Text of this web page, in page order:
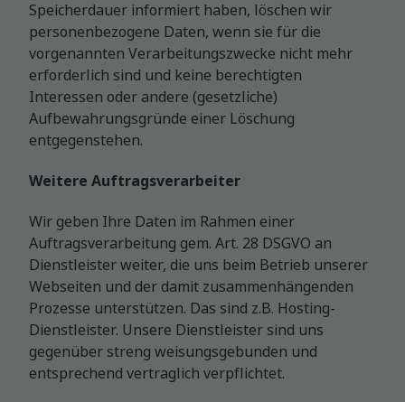
Speicherdauer informiert haben, löschen wir
personenbezogene Daten, wenn sie für die
vorgenannten Verarbeitungszwecke nicht mehr
erforderlich sind und keine berechtigten
Interessen oder andere (gesetzliche)
Aufbewahrungsgründe einer Löschung
entgegenstehen.
Weitere Auftragsverarbeiter
Wir geben Ihre Daten im Rahmen einer
Auftragsverarbeitung gem. Art. 28 DSGVO an
Dienstleister weiter, die uns beim Betrieb unserer
Webseiten und der damit zusammenhängenden
Prozesse unterstützen. Das sind z.B. Hosting-
Dienstleister. Unsere Dienstleister sind uns
gegenüber streng weisungsgebunden und
entsprechend vertraglich verpflichtet.